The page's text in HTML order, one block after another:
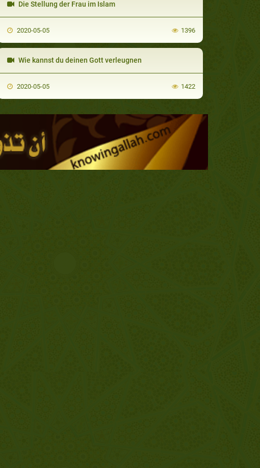
Die Stellung der Frau im Islam
2020-05-05 1396
Wie kannst du deinen Gott verleugnen
2020-05-05 1422